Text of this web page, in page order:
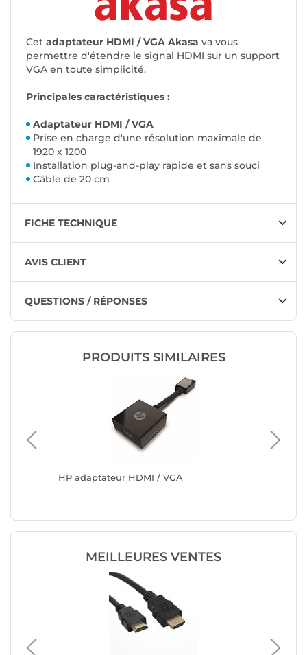
Cet adaptateur HDMI / VGA Akasa va vous
permettre d'étendre le signal HDMI sur un support
VGA en toute simplicité.
Principales caractéristiques :
Adaptateur HDMI / VGA
Prise en charge d'une résolution maximale de
1920 x 1200
Installation plug-and-play rapide et sans souci
Câble de 20 cm
FICHE TECHNIQUE
AVIS CLIENT
QUESTIONS / RÉPONSES
PRODUITS SIMILAIRES
HP adaptateur HDMI / VGA
MEILLEURES VENTES